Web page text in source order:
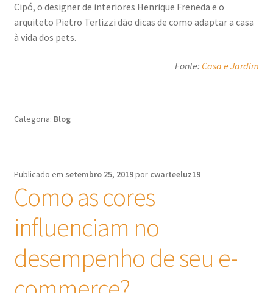
Cipó, o designer de interiores Henrique Freneda e o
arquiteto Pietro Terlizzi dão dicas de como adaptar a casa
à vida dos pets.
Fonte: Casa e Jardim
Categoria: Blog
Publicado em setembro 25, 2019por cwarteeluz19
Como as cores
influenciam no
desempenho de seu e-